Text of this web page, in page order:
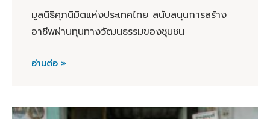
มูลนิธิศุภนิมิตแห่งประเทศไทย สนับสนุนการสร้าง
อาชีพผ่านทุนทางวัฒนธรรมของชุมชน
อ่านต่อ »